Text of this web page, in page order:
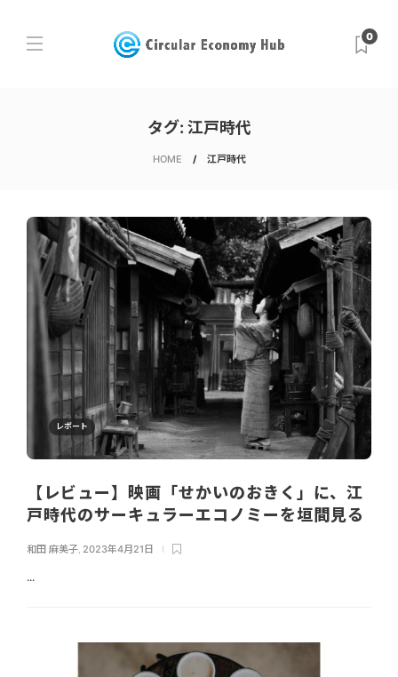
0
タグ: 江戸時代
HOME 江戸時代
レポート
【レビュー】映画「せかいのおきく」に、江
戸時代のサーキュラーエコノミーを垣間見る
和田 麻美子 2023年4月21日
...